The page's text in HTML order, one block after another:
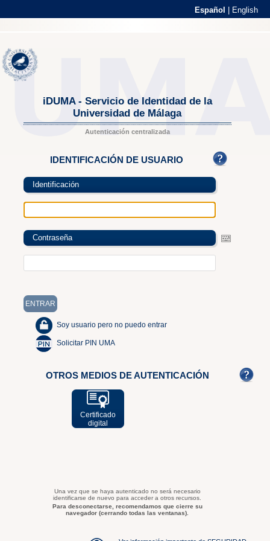
Español English
iDUMA - Servicio de Identidad de la
Universidad de Málaga
Autenticación centralizada
IDENTIFICACIÓN DE USUARIO
Identificación
Contraseña
Soy usuario pero no puedo entrar
Solicitar PIN UMA
OTROS MEDIOS DE AUTENTICACIÓN
Certificado
digital
Una vez que se haya autenticado no será necesario
identificarse de nuevo para acceder a otros recursos.
Para desconectarse, recomendamos que cierre su
navegador (cerrando todas las ventanas).